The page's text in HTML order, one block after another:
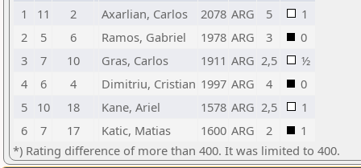
1
11 2 Axarlian, Carlos 2078 ARG 5
1
2
5 6 Ramos, Gabriel 1978 ARG 3
0
3
7 10 Gras, Carlos 1911 ARG 2,5
½
4
6 4 Dimitriu, Cristian 1997 ARG 4
0
5
10 18 Kane, Ariel 1578 ARG 2,5
1
6
7 17 Katic, Matias 1600 ARG 2
1
*) Rating difference of more than 400. It was limited to 400.